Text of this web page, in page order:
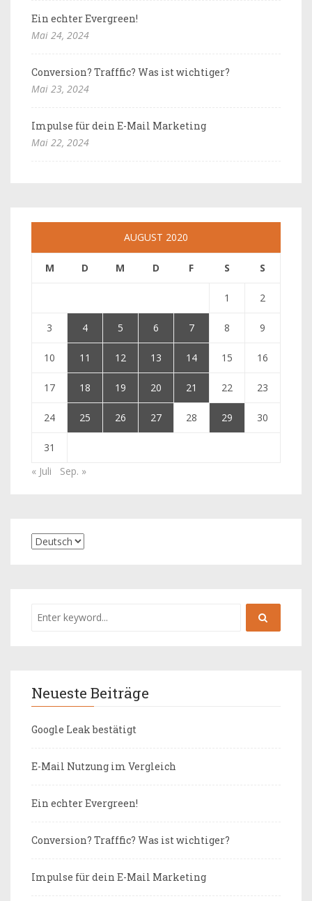
Ein echter Evergreen!
Mai 24, 2024
Conversion? Trafffic? Was ist wichtiger?
Mai 23, 2024
Impulse für dein E-Mail Marketing
Mai 22, 2024
AUGUST 2020
M D M D F S S
1 2
3 4 5 6 7 8 9
10 11 12 13 14 15 16
17 18 19 20 21 22 23
24 25 26 27 28 29 30
31
« Juli
Sep. »
Neueste Beiträge
Google Leak bestätigt
E-Mail Nutzung im Vergleich
Ein echter Evergreen!
Conversion? Trafffic? Was ist wichtiger?
Impulse für dein E-Mail Marketing